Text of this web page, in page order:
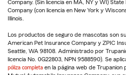
Company. (Sin licencia en MA, NY y WI)
Company (con licencia en New York y
Illinois.
Los productos de seguro de mascotas son
American Pet Insurance Company y ZPIC
Seattle, WA 98108. Administrado por
licencia No. 0G22803, NPN 9588590). Se
póliza completa en la página web de